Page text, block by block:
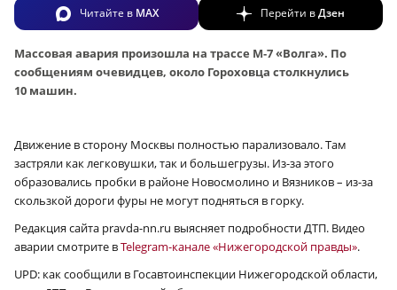
Читайте в MAX Перейти вДзен
Массовая авария произошла на трассе М‑7 «Волга». По
сообщениям очевидцев, около Гороховца столкнулись
10 машин.
Движение в сторону Москвы полностью парализовало. Там
застряли как легковушки, так и большегрузы. Из-за этого
образовались пробки в районе Новосмолино и Вязников – из-за
скользкой дороги фуры не могут подняться в горку.
Редакция сайта pravda-nn.ru выясняет подробности ДТП. Видео
аварии смотрите вTelegram-канале «Нижегородской правды».
UPD: как сообщили в Госавтоинспекции Нижегородской области,